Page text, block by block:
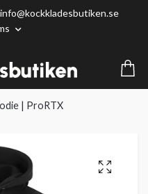
info@kockkladesbutiken.se
| ProRTX